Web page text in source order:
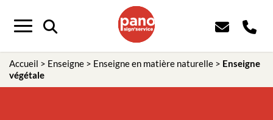
Menu
Accueil > Enseigne > Enseigne en matière naturelle > Enseigne
végétale
Panneau de gestion des cookies